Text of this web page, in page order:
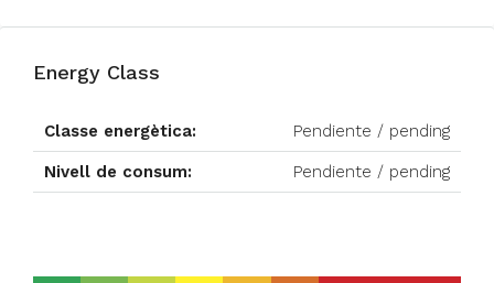
Energy Class
Classe energètica: Pendiente / pending
Nivell de consum: Pendiente / pending